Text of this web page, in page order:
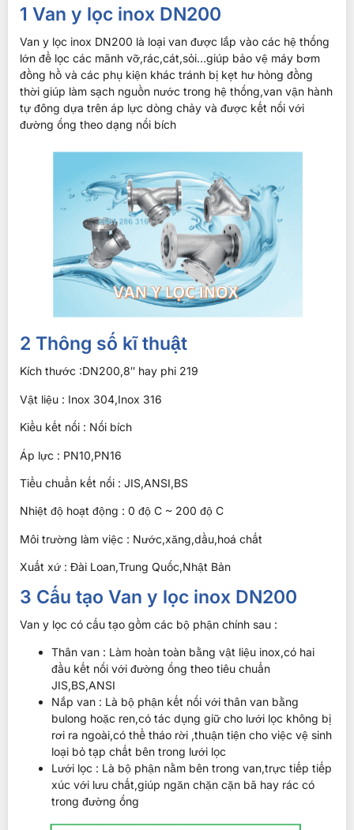
1 Van y lọc inox DN200
Van y lọc inox DN200 là loại van được lắp vào các hệ thống
lớn để lọc các mãnh vỡ,rác,cát,sỏi…giúp bảo vệ máy bơm
đồng hồ và các phụ kiện khác tránh bị kẹt hư hỏng đồng
thời giúp làm sạch nguồn nước trong hệ thống,van vận hành
tự đông dựa trên áp lực dòng chảy và được kết nối với
đường ống theo dạng nối bích
2 Thông số kĩ thuật
Kích thước :DN200,8″ hay phi 219
Vật liệu : Inox 304,Inox 316
Kiểu kết nối : Nối bích
Áp lực : PN10,PN16
Tiểu chuẩn kết nối : JIS,ANSI,BS
Nhiệt độ hoạt động : 0 độ C ~ 200 độ C
Môi trường làm việc : Nước,xăng,dầu,hoá chất
Xuất xứ : Đài Loan,Trung Quốc,Nhật Bản
3 Cấu tạo Van y lọc inox DN200
Van y lọc có cấu tạo gồm các bộ phận chính sau :
Thân van : Làm hoàn toàn bằng vật liệu inox,có hai
đầu kết nối với đường ống theo tiêu chuẩn
JIS,BS,ANSI
Nắp van : Là bộ phận kết nối với thân van bằng
bulong hoặc ren,có tác dụng giữ cho lưới lọc không bị
rơi ra ngoài,có thể tháo rời ,thuận tiện cho việc vệ sinh
loại bỏ tạp chất bên trong lưới lọc
Lưới lọc : Là bộ phận nằm bên trong van,trực tiếp tiếp
xúc với lưu chất,giúp ngăn chặn cặn bã hay rác có
trong đường ống